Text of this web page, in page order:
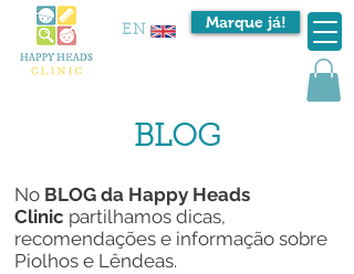
Marque já!
EN
BLOG
No BLOG da Happy Heads
Clinic partilhamos dicas,
recomendações e informação sobre
Piolhos e Lêndeas.